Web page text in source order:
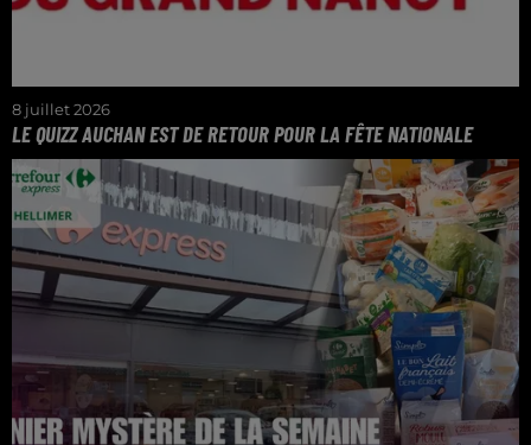
8 juillet 2026
LE QUIZZ AUCHAN EST DE RETOUR POUR LA FÊTE NATIONALE
Venez gagner vos chèques cadeaux de 50€ pour
profiter du 14 juillet !